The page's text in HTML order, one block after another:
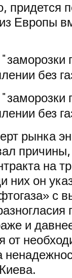
придется
Европы
рынка
на
них он
с
и
от